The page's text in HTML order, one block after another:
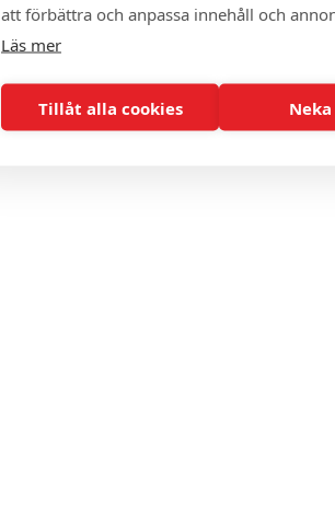
att förbättra och anpassa innehåll och
Läs mer
Tillåt alla cookies